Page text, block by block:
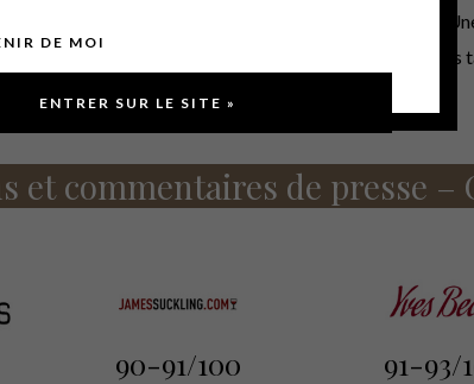
couleur rubis et offre un nez puissant et complexe.
Ce vin est structuré, avec une bouche ample, des
et commentaires de presse –
90-91/100 91-93/
DE MOI